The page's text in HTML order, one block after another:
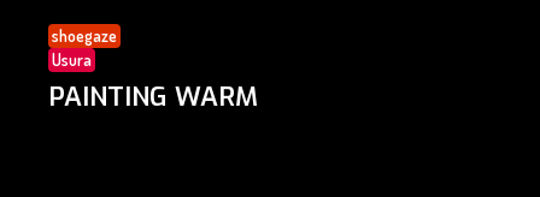
shoegaze
Usura
PAINTING WARM